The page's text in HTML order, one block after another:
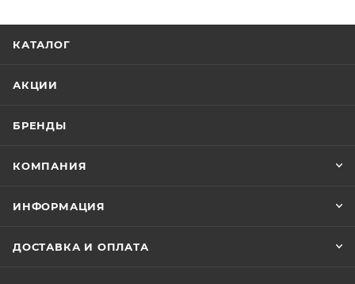
КАТАЛОГ
АКЦИИ
БРЕНДЫ
КОМПАНИЯ
ИНФОРМАЦИЯ
ДОСТАВКА И ОПЛАТА